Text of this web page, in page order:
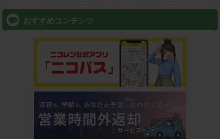
おすすめコンテンツ